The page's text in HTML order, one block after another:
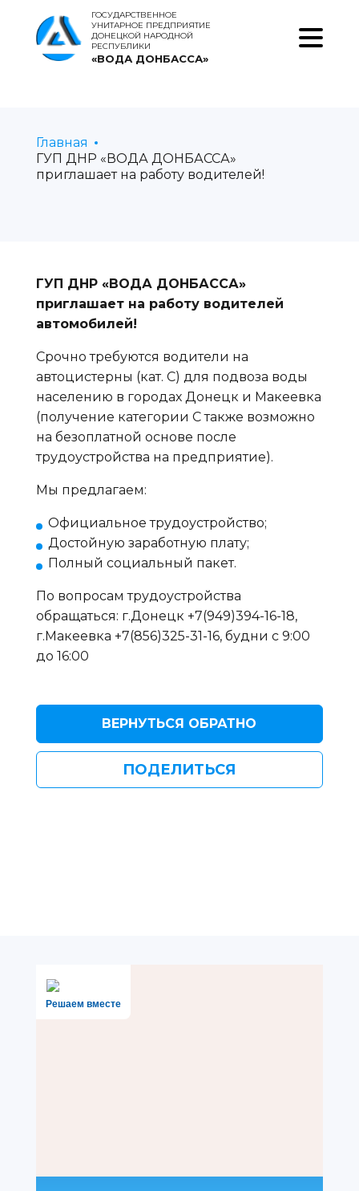
ГОСУДАРСТВЕННОЕ
УНИТАРНОЕ ПРЕДПРИЯТИЕ
ДОНЕЦКОЙ НАРОДНОЙ
РЕСПУБЛИКИ
«ВОДА ДОНБАССА»
Главная
ГУП ДНР «ВОДА ДОНБАССА»
приглашает на работу водителей!
ГУП ДНР «ВОДА ДОНБАССА»
приглашает на работу водителей
автомобилей!
Срочно требуются водители на
автоцистерны (кат. С) для подвоза воды
населению в городах Донецк и Макеевка
(получение категории С также возможно
на безоплатной основе после
трудоустройства на предприятие).
Мы предлагаем:
Официальное трудоустройство;
Достойную заработную плату;
Полный социальный пакет.
По вопросам трудоустройства
обращаться: г.Донецк +7(949)394-16-18,
г.Макеевка +7(856)325-31-16, будни с 9:00
до 16:00
ВЕРНУТЬСЯ ОБРАТНО
ПОДЕЛИТЬСЯ
Решаем вместе